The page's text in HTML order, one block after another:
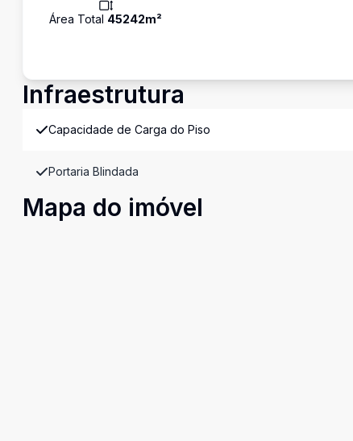
Área Total 45242m²
Infraestrutura
Capacidade de Carga do Piso
Portaria Blindada
Mapa do imóvel